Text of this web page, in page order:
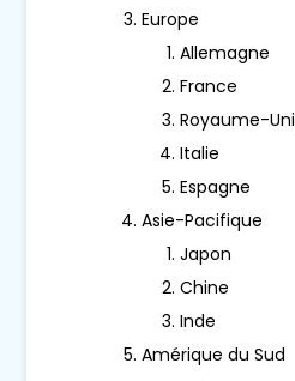
Europe
Allemagne
France
Royaume-Uni
Italie
Espagne
Asie-Pacifique
Japon
Chine
Inde
Amérique du Sud